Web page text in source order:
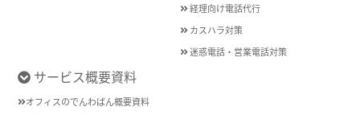
経理向け電話代行
カスハラ対策
迷惑電話・営業電話対策
サービス概要資料
オフィスのでんわばん概要資料